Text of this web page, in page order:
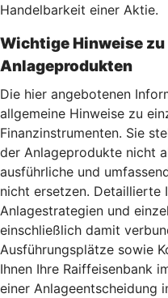
Handelbarkeit einer Aktie.
Wichtige Hinweise zu
Anlageprodukten
Die hier angebotenen
allgemeine Hinweise zu
Finanzinstrumenten. Sie
der Anlageprodukte nicht
ausführliche und
nicht ersetzen. Detaillierte
Anlagestrategien und
einschließlich damit
Ausführungsplätze sowie
Ihnen Ihre Raiffeisenbank
einer Anlageentscheidung